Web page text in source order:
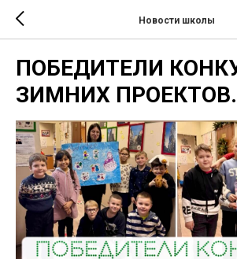
Новости школы
ПОБЕДИТЕЛИ
ЗИМНИХ ПРОЕКТОВ.